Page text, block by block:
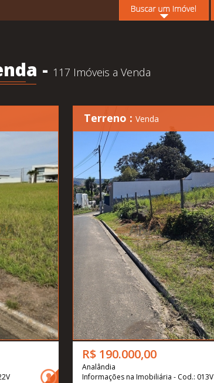
- 117 Imóveis a Venda
Terreno : Venda
R$ 190.000,00
Analândia
Informações na Imobiliária - Cod.: 013V